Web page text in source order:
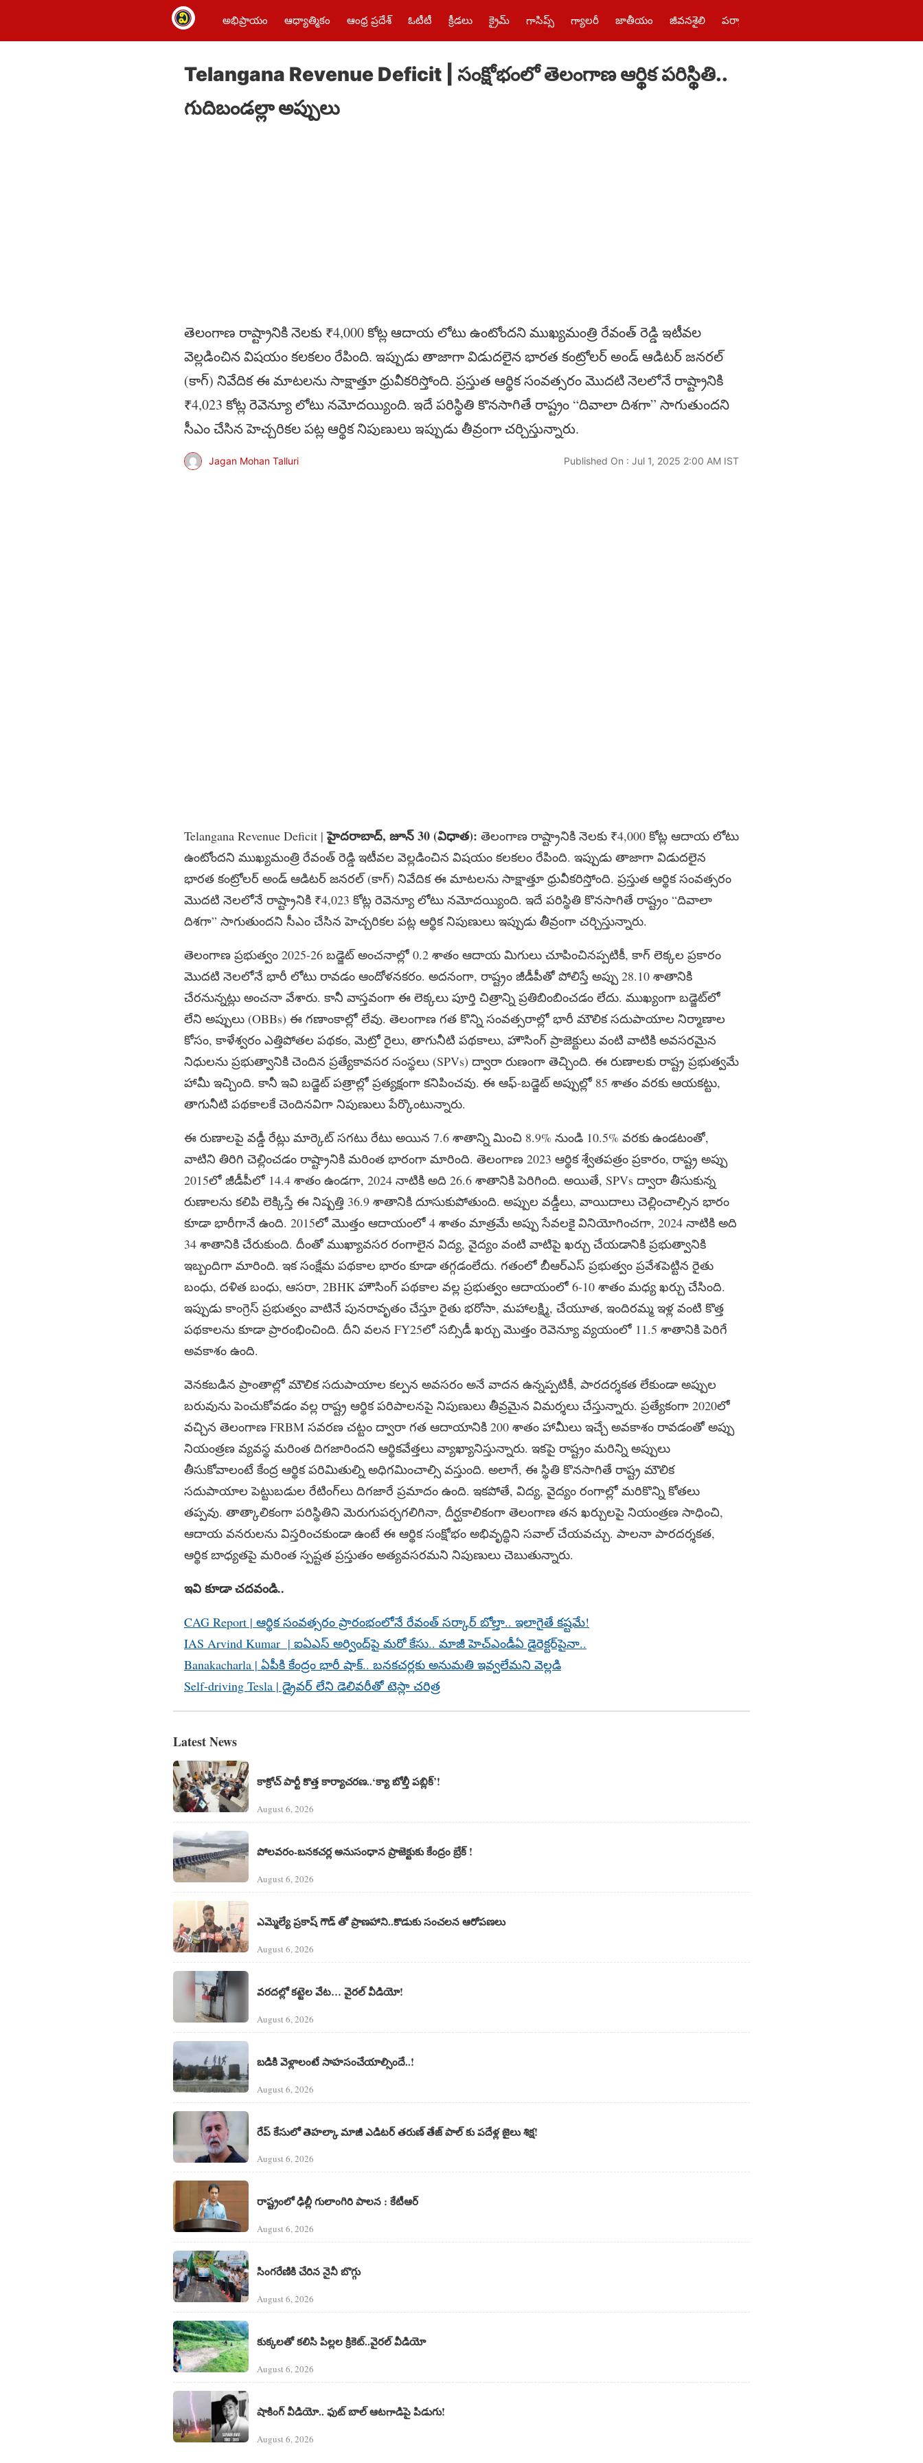
అభిప్రాయం ఆధ్యాత్మికం ఆంధ్ర ప్రదేశ్ ఓటీటీ క్రీడలు క్రైమ్‌ గాసిప్స్ గ్యాలరీ జాతీయం జీవనశైలి పర్యాటకం
Telangana Revenue Deficit | సంక్షోభంలో తెలంగాణ ఆర్థిక పరిస్థితి..
గుదిబండల్లా అప్పులు
తెలంగాణ రాష్ట్రానికి నెలకు ₹4,000 కోట్ల ఆదాయ లోటు ఉంటోందని ముఖ్యమంత్రి రేవంత్ రెడ్డి ఇటీవల
వెల్లడించిన విషయం కలకలం రేపింది. ఇప్పుడు తాజాగా విడుదలైన భారత కంట్రోలర్ అండ్ ఆడిటర్ జనరల్‌
(కాగ్) నివేదిక ఈ మాటలను సాక్షాత్తూ ధ్రువీకరిస్తోంది. ప్రస్తుత ఆర్థిక సంవత్సరం మొదటి నెలలోనే రాష్ట్రానికి
₹4,023 కోట్ల రెవెన్యూ లోటు నమోదయ్యింది. ఇదే పరిస్థితి కొనసాగితే రాష్ట్రం “దివాలా దిశగా” సాగుతుందని
సీఎం చేసిన హెచ్చరికల పట్ల ఆర్థిక నిపుణులు ఇప్పుడు తీవ్రంగా చర్చిస్తున్నారు.
Jagan Mohan Talluri Published On : Jul 1, 2025 2:00 AM IST
Telangana Revenue Deficit |హైదరాబాద్‌, జూన్‌ 30 (విధాత): తెలంగాణ రాష్ట్రానికి నెలకు ₹4,000 కోట్ల ఆదాయ లోటు
ఉంటోందని ముఖ్యమంత్రి రేవంత్ రెడ్డి ఇటీవల వెల్లడించిన విషయం కలకలం రేపింది. ఇప్పుడు తాజాగా విడుదలైన
భారత కంట్రోలర్ అండ్ ఆడిటర్ జనరల్‌ (కాగ్) నివేదిక ఈ మాటలను సాక్షాత్తూ ధ్రువీకరిస్తోంది. ప్రస్తుత ఆర్థిక సంవత్సరం
మొదటి నెలలోనే రాష్ట్రానికి ₹4,023 కోట్ల రెవెన్యూ లోటు నమోదయ్యింది. ఇదే పరిస్థితి కొనసాగితే రాష్ట్రం “దివాలా
దిశగా” సాగుతుందని సీఎం చేసిన హెచ్చరికల పట్ల ఆర్థిక నిపుణులు ఇప్పుడు తీవ్రంగా చర్చిస్తున్నారు.
తెలంగాణ ప్రభుత్వం 2025-26 బడ్జెట్ అంచనాల్లో 0.2 శాతం ఆదాయ మిగులు చూపించినప్పటికీ, కాగ్ లెక్కల ప్రకారం
మొదటి నెలలోనే భారీ లోటు రావడం ఆందోళనకరం. అదనంగా, రాష్ట్రం జీడీపీతో పోలిస్తే అప్పు 28.10 శాతానికి
చేరనున్నట్లు అంచనా వేశారు. కానీ వాస్తవంగా ఈ లెక్కలు పూర్తి చిత్రాన్ని ప్రతిబింబించడం లేదు. ముఖ్యంగా బడ్జెట్​లో
లేని అప్పులు (OBBs) ఈ గణాంకాల్లో లేవు. తెలంగాణ గత కొన్ని సంవత్సరాల్లో భారీ మౌలిక సదుపాయాల నిర్మాణాల
కోసం, కాళేశ్వరం ఎత్తిపోతల పథకం, మెట్రో రైలు, తాగునీటి పథకాలు, హౌసింగ్ ప్రాజెక్టులు వంటి వాటికి అవసరమైన
నిధులను ప్రభుత్వానికి చెందిన ప్రత్యేకావసర సంస్థలు (SPVs) ద్వారా రుణంగా తెచ్చింది. ఈ రుణాలకు రాష్ట్ర ప్రభుత్వమే
హామీ ఇచ్చింది. కానీ ఇవి బడ్జెట్ పత్రాల్లో ప్రత్యక్షంగా కనిపించవు. ఈ ఆఫ్-బడ్జెట్ అప్పుల్లో 85 శాతం వరకు ఆయకట్టు,
తాగునీటి పథకాలకే చెందినవిగా నిపుణులు పేర్కొంటున్నారు.
ఈ రుణాలపై వడ్డీ రేట్లు మార్కెట్ సగటు రేటు అయిన 7.6 శాతాన్ని మించి 8.9% నుండి 10.5% వరకు ఉండటంతో,
వాటిని తిరిగి చెల్లించడం రాష్ట్రానికి మరింత భారంగా మారింది. తెలంగాణ 2023 ఆర్థిక శ్వేతపత్రం ప్రకారం, రాష్ట్ర అప్పు
2015లో జీడీపీలో 14.4 శాతం ఉండగా, 2024 నాటికి అది 26.6 శాతానికి పెరిగింది. అయితే, SPVs ద్వారా తీసుకున్న
రుణాలను కలిపి లెక్కిస్తే ఈ నిష్పత్తి 36.9 శాతానికి దూసుకుపోతుంది. అప్పుల వడ్డీలు, వాయిదాలు చెల్లించాల్సిన భారం
కూడా భారీగానే ఉంది. 2015లో మొత్తం ఆదాయంలో 4 శాతం మాత్రమే అప్పు సేవలకై వినియోగించగా, 2024 నాటికి అది
34 శాతానికి చేరుకుంది. దీంతో ముఖ్యావసర రంగాలైన విద్య, వైద్యం వంటి వాటిపై ఖర్చు చేయడానికి ప్రభుత్వానికి
ఇబ్బందిగా మారింది. ఇక సంక్షేమ పథకాల భారం కూడా తగ్గడంలేదు. గతంలో బీఆర్ఎస్ ప్రభుత్వం ప్రవేశపెట్టిన రైతు
బంధు, దళిత బంధు, ఆసరా, 2BHK హౌసింగ్ పథకాల వల్ల ప్రభుత్వం ఆదాయంలో 6-10 శాతం మధ్య ఖర్చు చేసింది.
ఇప్పుడు కాంగ్రెస్ ప్రభుత్వం వాటినే పునరావృతం చేస్తూ రైతు భరోసా, మహాలక్ష్మి, చేయూత, ఇందిరమ్మ ఇళ్ల వంటి కొత్త
పథకాలను కూడా ప్రారంభించింది. దీని వలన FY25లో సబ్సిడీ ఖర్చు మొత్తం రెవెన్యూ వ్యయంలో 11.5 శాతానికి పెరిగే
అవకాశం ఉంది.
వెనకబడిన ప్రాంతాల్లో మౌలిక సదుపాయాల కల్పన అవసరం అనే వాదన ఉన్నప్పటికీ, పారదర్శకత లేకుండా అప్పుల
బరువును పెంచుకోవడం వల్ల రాష్ట్ర ఆర్థిక పరిపాలనపై నిపుణులు తీవ్రమైన విమర్శలు చేస్తున్నారు. ప్రత్యేకంగా 2020లో
వచ్చిన తెలంగాణ FRBM సవరణ చట్టం ద్వారా గత ఆదాయానికి 200 శాతం హామీలు ఇచ్చే అవకాశం రావడంతో అప్పు
నియంత్రణ వ్యవస్థ మరింత దిగజారిందని ఆర్థికవేత్తలు వ్యాఖ్యానిస్తున్నారు. ఇకపై రాష్ట్రం మరిన్ని అప్పులు
తీసుకోవాలంటే కేంద్ర ఆర్థిక పరిమితుల్ని అధిగమించాల్సి వస్తుంది. అలాగే, ఈ స్థితి కొనసాగితే రాష్ట్ర మౌలిక
సదుపాయాల పెట్టుబడుల రేటింగ్‌లు దిగజారే ప్రమాదం ఉంది. ఇకపోతే, విద్య, వైద్యం రంగాల్లో మరికొన్ని కోతలు
తప్పవు. తాత్కాలికంగా పరిస్థితిని మెరుగుపర్చగలిగినా, దీర్ఘకాలికంగా తెలంగాణ తన ఖర్చులపై నియంత్రణ సాధించి,
ఆదాయ వనరులను విస్తరించకుండా ఉంటే ఈ ఆర్థిక సంక్షోభం అభివృద్ధిని సవాల్ చేయవచ్చు. పాలనా పారదర్శకత,
ఆర్థిక బాధ్యతపై మరింత స్పష్టత ప్రస్తుతం అత్యవసరమని నిపుణులు చెబుతున్నారు.
ఇవి కూడా చదవండి..
CAG Report | ఆర్థిక సంవత్సరం ప్రారంభంలోనే రేవంత్‌ సర్కార్‌ బోల్తా.. ఇలాగైతే కష్టమే!
IAS Arvind Kumar | ఐఏఎస్ అర్వింద్‌పై మరో కేసు.. మాజీ హెచ్ఎండీఏ డైరెక్టర్‌పైనా..
Banakacharla | ఏపీకి కేంద్రం భారీ షాక్‌.. బనకచర్లకు అనుమతి ఇవ్వలేమని వెల్లడి
Self-driving Tesla | డ్రైవర్ లేని డెలివరీతో టెస్లా చరిత్ర
Latest News
కాక్రోచ్ పార్టీ కొత్త కార్యాచరణ..‘క్యా బోల్తీ పబ్లిక్’!
August 6, 2026
పోలవరం-బనకచర్ల అనుసంధాన ప్రాజెక్టుకు కేంద్రం బ్రేక్ !
August 6, 2026
ఎమ్మెల్యే ప్రకాష్ గౌడ్ తో ప్రాణహాని..కొడుకు సంచలన ఆరోపణలు
August 6, 2026
వరదల్లో కట్టెల వేట… వైరల్ వీడియో!
August 6, 2026
బడికి వెళ్లాలంటే సాహసంచేయాల్సిందే..!
August 6, 2026
రేప్ కేసులో తెహల్కా మాజీ ఎడిటర్ తరుణ్ తేజ్ పాల్ కు పదేళ్ల జైలు శిక్ష!
August 6, 2026
రాష్ట్రంలో ఢిల్లీ గులాంగిరి పాలన : కేటీఆర్
August 6, 2026
సింగరేణికి చేరిన నైనీ బొగ్గు
August 6, 2026
కుక్కలతో కలిసి పిల్లల క్రికెట్..వైరల్ వీడియో
August 6, 2026
షాకింగ్ వీడియో.. ఫుట్ బాల్ ఆటగాడిపై పిడుగు!
August 6, 2026